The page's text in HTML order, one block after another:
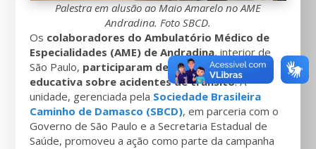
Palestra em alusão ao Maio Amarelo no AME
Andradina. Foto SBCD.
Os colaboradores do Ambulatório Médico de
Especialidades (AME) de Andradina, interior de
São Paulo, participaram de uma palestra
educativa sobre acidentes de trânsito. A
unidade, gerenciada pela Sociedade Brasileira
Caminho de Damasco (SBCD), em parceria com o
Governo de São Paulo e a Secretaria Estadual de
Saúde, promoveu a ação como parte da campanha